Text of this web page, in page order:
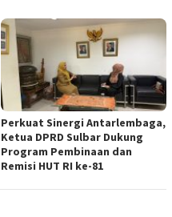
Perkuat Sinergi Antarlembaga,
Ketua DPRD Sulbar Dukung
Program Pembinaan dan
Remisi HUT RI ke-81